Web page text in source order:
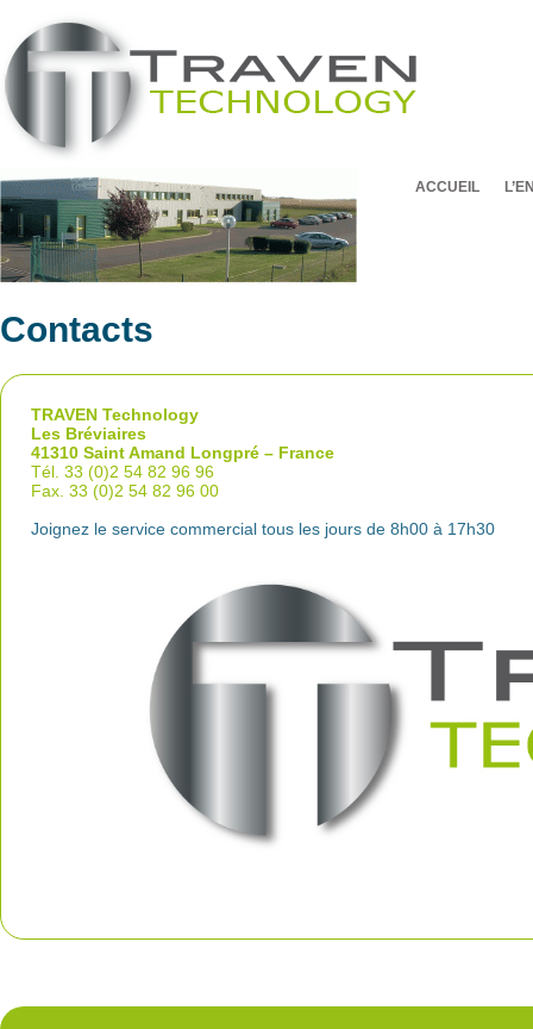
ACCUEIL
Contacts
TRAVEN Technology
Les Bréviaires
41310 Saint Amand Longpré – France
Tél. 33 (0)2 54 82 96 96
Fax. 33 (0)2 54 82 96 00
Joignez le service commercial tous les jours de 8h00 à 17h30